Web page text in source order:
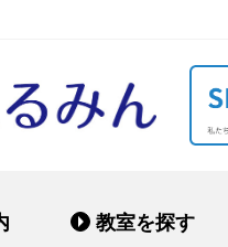
教室を探す